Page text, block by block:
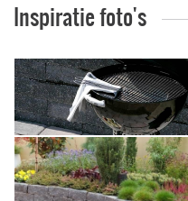
Inspiratie foto's